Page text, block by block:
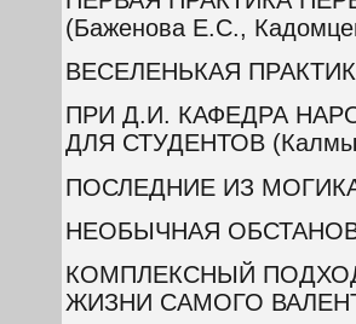
(Баженова Е.С.,
ВЕСЕЛЕНЬКАЯ
ПРИ Д.И. КАФЕДРА
ДЛЯ СТУДЕНТОВ
ПОСЛЕДНИЕ ИЗ
НЕОБЫЧНАЯ
КОМПЛЕКСНЫЙ
ЖИЗНИ САМОГО